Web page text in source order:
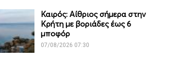
Καιρός: Αίθριος σήμερα στην
Κρήτη με βοριάδες έως 6
μποφόρ
07/08/2026 07:30